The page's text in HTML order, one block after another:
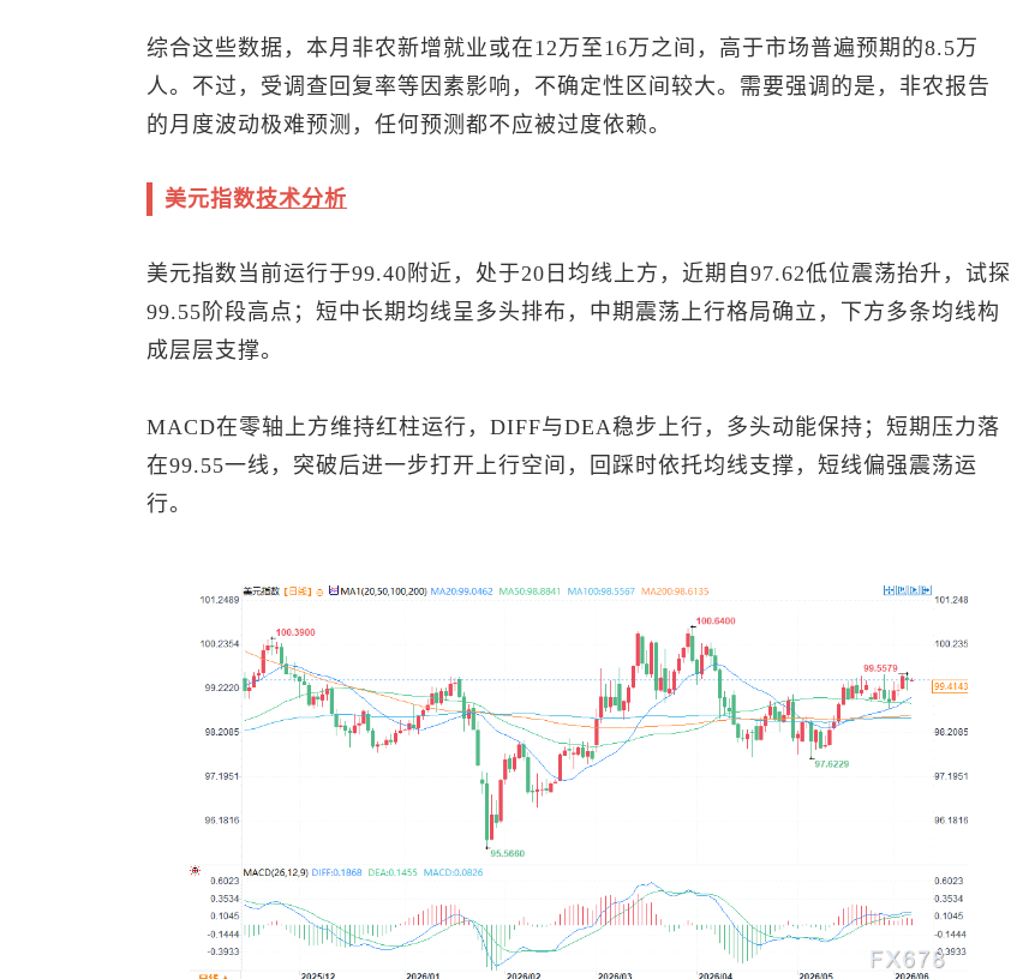
综合这些数据，本月非农新增就业或在12万至16万之间，高于市场普遍预期的8.5万
人。不过，受调查回复率等因素影响，不确定性区间较大。需要强调的是，非农报告
的月度波动极难预测，任何预测都不应被过度依赖。
美元指数技术分析
美元指数 当前运行于99.40附近，处于20日均线上方，近期自97.62低位震荡抬升，试探
99.55阶段高点；短中长期均线呈多头排布，中期震荡上行格局确立，下方多条均线构
成层层支撑。
MACD在零轴上方维持红柱运行，DIFF与DEA稳步上行，多头动能保持；短期压力落
在99.55一线，突破后进一步打开上行空间，回踩时依托均线支撑，短线偏强震荡运
行。